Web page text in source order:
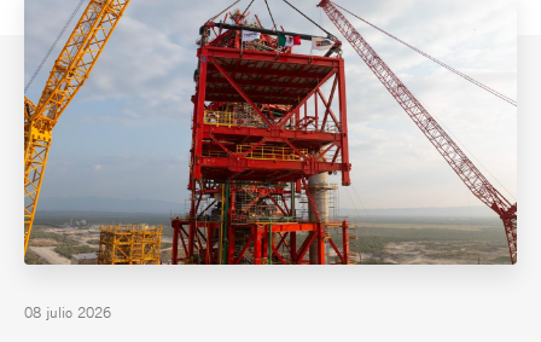
08 julio 2026